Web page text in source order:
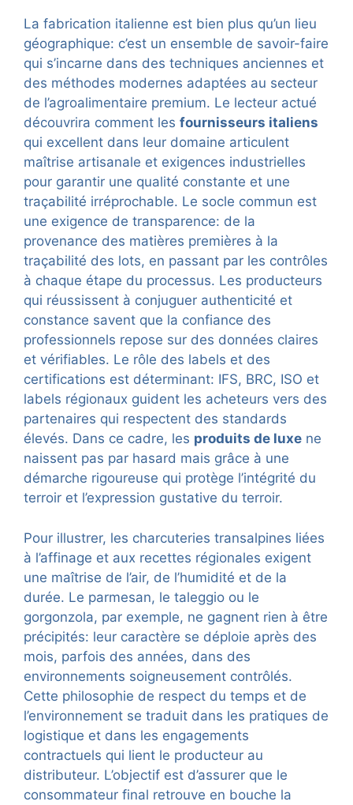
La fabrication italienne est bien plus qu’un lieu
géographique: c’est un ensemble de savoir-faire
qui s’incarne dans des techniques anciennes et
des méthodes modernes adaptées au secteur
de l’agroalimentaire premium. Le lecteur actué
découvrira comment les fournisseurs italiens
qui excellent dans leur domaine articulent
maîtrise artisanale et exigences industrielles
pour garantir une qualité constante et une
traçabilité irréprochable. Le socle commun est
une exigence de transparence: de la
provenance des matières premières à la
traçabilité des lots, en passant par les contrôles
à chaque étape du processus. Les producteurs
qui réussissent à conjuguer authenticité et
constance savent que la confiance des
professionnels repose sur des données claires
et vérifiables. Le rôle des labels et des
certifications est déterminant: IFS, BRC, ISO et
labels régionaux guident les acheteurs vers des
partenaires qui respectent des standards
élevés. Dans ce cadre, les produits de luxe ne
naissent pas par hasard mais grâce à une
démarche rigoureuse qui protège l’intégrité du
terroir et l’expression gustative du terroir.
Pour illustrer, les charcuteries transalpines liées
à l’affinage et aux recettes régionales exigent
une maîtrise de l’air, de l’humidité et de la
durée. Le parmesan, le taleggio ou le
gorgonzola, par exemple, ne gagnent rien à être
précipités: leur caractère se déploie après des
mois, parfois des années, dans des
environnements soigneusement contrôlés.
Cette philosophie de respect du temps et de
l’environnement se traduit dans les pratiques de
logistique et dans les engagements
contractuels qui lient le producteur au
distributeur. L’objectif est d’assurer que le
consommateur final retrouve en bouche la